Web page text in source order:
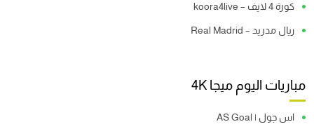
كورة 4 لايف – koora4live
ريال مدريد – Real Madrid
مباريات اليوم ميجا 4K
اس جول | AS Goal